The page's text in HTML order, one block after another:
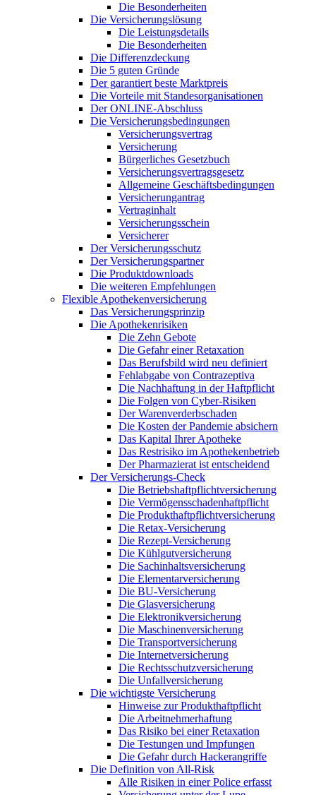
Die Besonderheiten
Die Versicherungslösung
Die Leistungsdetails
Die Besonderheiten
Die Differenzdeckung
Die 5 guten Gründe
Der garantiert beste Marktpreis
Die Vorteile mit Standesorganisationen
Der ONLINE-Abschluss
Die Versicherungsbedingungen
Versicherungsvertrag
Versicherung
Bürgerliches Gesetzbuch
Versicherungsvertragsgesetz
Allgemeine Geschäftsbedingungen
Versicherungantrag
Vertraginhalt
Versicherungsschein
Versicherer
Der Versicherungsschutz
Der Versicherungspartner
Die Produktdownloads
Die weiteren Empfehlungen
Flexible Apothekenversicherung
Das Versicherungsprinzip
Die Apothekenrisiken
Die Zehn Gebote
Die Gefahr einer Retaxation
Das Berufsbild wird neu definiert
Fehlabgabe von Contrazeptiva
Die Nachhaftung in der Haftpflicht
Die Folgen von Cyber-Risiken
Der Warenverderbschaden
Die Kosten der Pandemie absichern
Das Kapital Ihrer Apotheke
Das Restrisiko im Apothekenbetrieb
Der Pharmazierat ist entscheidend
Der Versicherungs-Check
Die Betriebshaftpflichtversicherung
Die Vermögensschadenhaftpflicht
Die Produkthaftpflichtversicherung
Die Retax-Versicherung
Die Rezept-Versicherung
Die Kühlgutversicherung
Die Sachinhaltsversicherung
Die Elementarversicherung
Die BU-Versicherung
Die Glasversicherung
Die Elektronikversicherung
Die Maschinenversicherung
Die Transportversicherung
Die Internetversicherung
Die Rechtsschutzversicherung
Die Unfallversicherung
Die wichtigste Versicherung
Hinweise zur Produkthaftpflicht
Die Arbeitnehmerhaftung
Das Risiko bei einer Retaxation
Die Testungen und Impfungen
Die Gefahr durch Hackerangriffe
Die Definition von All-Risk
Alle Risiken in einer Police erfasst